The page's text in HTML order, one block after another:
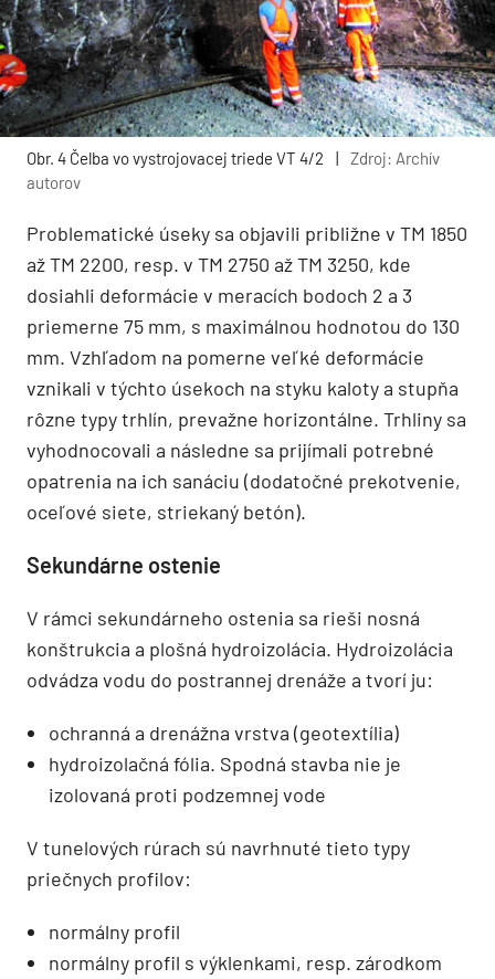
Obr. 4 Čelba vo vystrojovacej triede VT 4/2 |
Zdroj: Archív
autorov
Problematické úseky sa objavili približne v TM 1850
až TM 2200, resp. v TM 2750 až TM 3250, kde
dosiahli deformácie v meracích bodoch 2 a 3
priemerne 75 mm, s maximálnou hodnotou do 130
mm. Vzhľadom na pomerne veľké deformácie
vznikali v týchto úsekoch na styku kaloty a stupňa
rôzne typy trhlín, prevažne horizontálne. Trhliny sa
vyhodnocovali a následne sa prijímali potrebné
opatrenia na ich sanáciu (dodatočné prekotvenie,
oceľové siete, striekaný betón).
Sekundárne ostenie
V rámci sekundárneho ostenia sa rieši nosná
konštrukcia a plošná hydroizolácia. Hydroizolácia
odvádza vodu do postrannej drenáže a tvorí ju:
ochranná a drenážna vrstva (geotextília)
hydroizolačná fólia. Spodná stavba nie je
izolovaná proti podzemnej vode
V tunelových rúrach sú navrhnuté tieto typy
priečnych profilov:
normálny profil
normálny profil s výklenkami, resp. zárodkom